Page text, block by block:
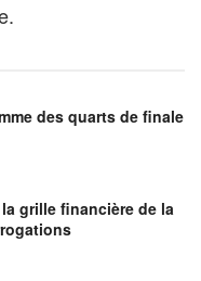
des quarts de finale
grille financière de la